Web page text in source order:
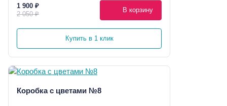
1 900 ₽
2 050 ₽
В корзину
Купить в 1 клик
Коробка с цветами №8